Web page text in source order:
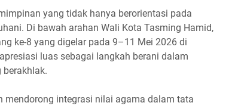
yang tidak hanya berorientasi pada
Di bawah arahan Wali Kota Tasming Hamid,
ke-8 yang digelar pada 9–11 Mei 2026 di
luas sebagai langkah berani dalam
integrasi nilai agama dalam tata